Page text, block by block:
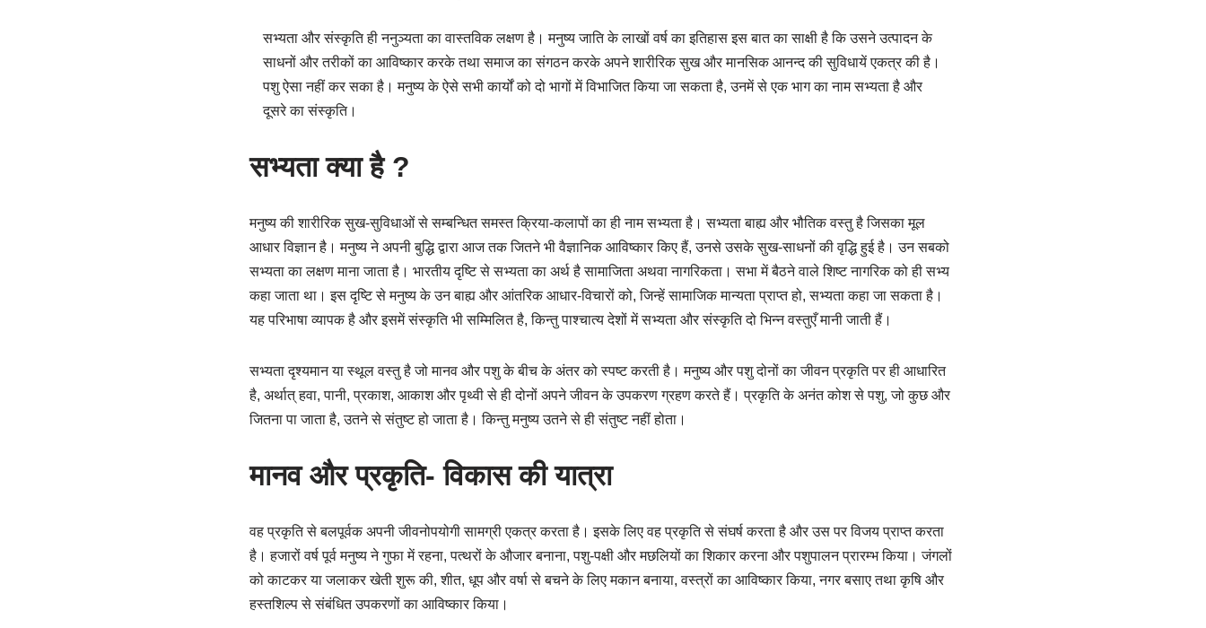
सभ्यता और संस्कृति ही ननुञ्यता का वास्तविक लक्षण है। मनुष्य जाति के लाखों वर्ष का इतिहास इस बात का साक्षी है कि उसने उत्पादन के
साधनों और तरीकों का आविष्कार करके तथा समाज का संगठन करके अपने शारीरिक सुख और मानसिक आनन्द की सुविधायें एकत्र की है।
पशु ऐसा नहीं कर सका है। मनुष्य के ऐसे सभी कार्यों को दो भागों में विभाजित किया जा सकता है, उनमें से एक भाग का नाम सभ्यता है और
दूसरे का संस्कृति।
सभ्यता क्या है ?
मनुष्य की शारीरिक सुख-सुविधाओं से सम्बन्धित समस्त क्रिया-कलापों का ही नाम सभ्यता है। सभ्यता बाह्य और भौतिक वस्तु है जिसका मूल
आधार विज्ञान है। मनुष्य ने अपनी बुद्धि द्वारा आज तक जितने भी वैज्ञानिक आविष्कार किए हैं, उनसे उसके सुख-साधनों की वृद्धि हुई है। उन सबको
सभ्यता का लक्षण माना जाता है। भारतीय दृष्टि से सभ्यता का अर्थ है सामाजिता अथवा नागरिकता। सभा में बैठने वाले शिष्ट नागरिक को ही सभ्य
कहा जाता था। इस दृष्टि से मनुष्य के उन बाह्य और आंतरिक आधार-विचारों को, जिन्हें सामाजिक मान्यता प्राप्त हो, सभ्यता कहा जा सकता है।
यह परिभाषा व्यापक है और इसमें संस्कृति भी सम्मिलित है, किन्तु पाश्चात्य देशों में सभ्यता और संस्कृति दो भिन्न वस्तुएँ मानी जाती हैं।
सभ्यता दृश्यमान या स्थूल वस्तु है जो मानव और पशु के बीच के अंतर को स्पष्ट करती है। मनुष्य और पशु दोनों का जीवन प्रकृति पर ही आधारित
है, अर्थात् हवा, पानी, प्रकाश, आकाश और पृथ्वी से ही दोनों अपने जीवन के उपकरण ग्रहण करते हैं। प्रकृति के अनंत कोश से पशु, जो कुछ और
जितना पा जाता है, उतने से संतुष्ट हो जाता है। किन्तु मनुष्य उतने से ही संतुष्ट नहीं होता।
मानव और प्रकृति- विकास की यात्रा
वह प्रकृति से बलपूर्वक अपनी जीवनोपयोगी सामग्री एकत्र करता है। इसके लिए वह प्रकृति से संघर्ष करता है और उस पर विजय प्राप्त करता
है। हजारों वर्ष पूर्व मनुष्य ने गुफा में रहना, पत्थरों के औजार बनाना, पशु-पक्षी और मछलियों का शिकार करना और पशुपालन प्रारम्भ किया। जंगलों
को काटकर या जलाकर खेती शुरू की, शीत, धूप और वर्षा से बचने के लिए मकान बनाया, वस्त्रों का आविष्कार किया, नगर बसाए तथा कृषि और
हस्तशिल्प से संबंधित उपकरणों का आविष्कार किया।